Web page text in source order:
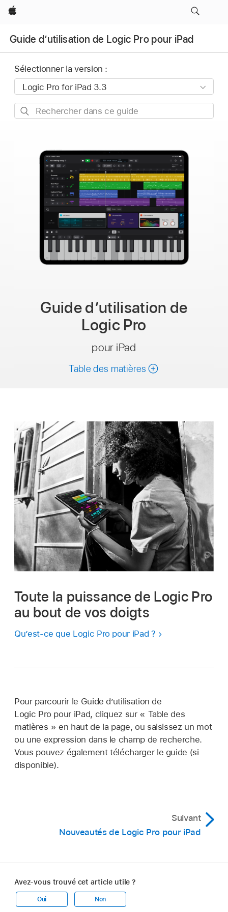
Apple
Guide d’utilisation de Logic Pro pour iPad
Sélectionner la version :
Rechercher
Guide d’utilisation de
Logic Pro
pour iPad
Table des matières
Toute la puissance de Logic Pro
au bout de vos doigts
Qu’est-ce que Logic Pro pour iPad ?
Pour parcourir le Guide d’utilisation de
Logic Pro pour iPad, cliquez sur « Table des
matières » en haut de la page, ou saisissez un mot
ou une expression dans le champ de recherche.
Vous pouvez également télécharger le guide (si
disponible).
Suivant
Nouveautés de Logic Pro pour iPad
Avez-vous trouvé cet article utile ?
Oui Non